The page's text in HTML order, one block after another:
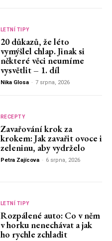
LETNÍ TIPY
20 důkazů, že léto
vymýšlel chlap. Jinak si
některé věci neumíme
vysvětlit – 1. díl
Nika Glosa - 7 srpna, 2026
RECEPTY
Zavařování krok za
krokem: Jak zavařit ovoce i
zeleninu, aby vydrželo
Petra Zajícova - 6 srpna, 2026
LETNÍ TIPY
Rozpálené auto: Co v něm
v horku nenechávat a jak
ho rychle zchladit